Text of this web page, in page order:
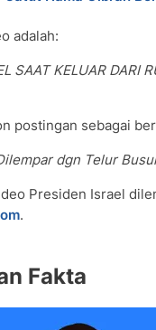
adalah:
SAAT KELUAR DARI
postingan sebagai
dgn Telur
Presiden Israel
.
Fakta